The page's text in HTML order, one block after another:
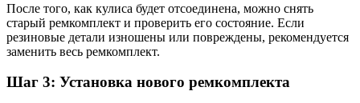
После того, как кулиса будет отсоединена, можно снять
старый ремкомплект и проверить его состояние. Если
резиновые детали изношены или повреждены, рекомендуется
заменить весь ремкомплект.
Шаг 3: Установка нового ремкомплекта